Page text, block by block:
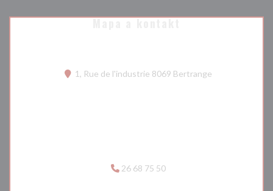
1, Rue de l'industrie 8069 Bertrange
26 68 75 50